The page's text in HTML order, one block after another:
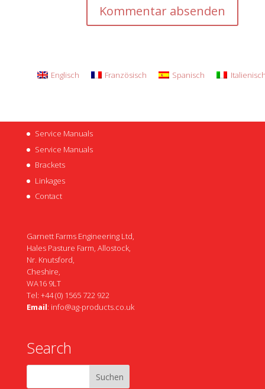
Englisch Französisch Spanisch
Service Manuals
Service Manuals
Brackets
Linkages
Contact
Garnett Farms Engineering Ltd,
Hales Pasture Farm, Allostock,
Nr. Knutsford,
Cheshire,
WA16 9LT
Tel: +44 (0) 1565 722 922
Email: info@ag-products.co.uk
Search